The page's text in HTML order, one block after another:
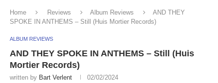
Home Reviews Album Reviews
AND THEY
SPOKE IN ANTHEMS – Still (Huis Mortier Records)
ALBUM REVIEWS
AND THEY SPOKE IN ANTHEMS – Still (Huis
Mortier Records)
written by Bart Verlent 02/02/2024